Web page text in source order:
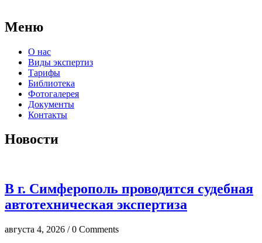
Меню
О нас
Виды экспертиз
Тарифы
Библиотека
Фотогалерея
Документы
Контакты
Новости
В г. Симферополь проводится судебная
автотехническая экспертиза
августа 4, 2026 / 0 Comments